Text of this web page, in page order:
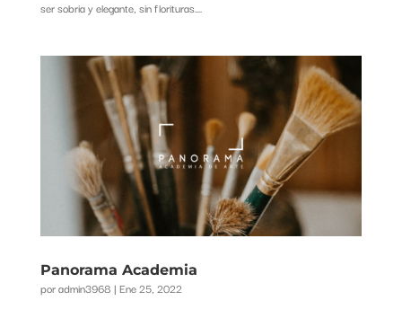
ser sobria y elegante, sin florituras....
Panorama Academia
poradmin3968 | Ene 25, 2022